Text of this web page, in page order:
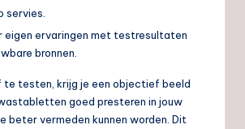
servies.
eigen ervaringen met testresultaten
bronnen.
testen, krijg je een objectief beeld
goed presteren in jouw
beter vermeden kunnen worden. Dit